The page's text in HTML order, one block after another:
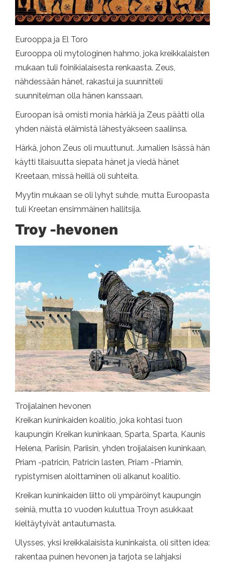
Eurooppa ja El Toro
Eurooppa oli mytologinen hahmo, joka kreikkalaisten
mukaan tuli foinikialaisesta renkaasta. Zeus,
nähdessään hänet, rakastui ja suunnitteli
suunnitelman olla hänen kanssaan.
Euroopan isä omisti monia härkiä ja Zeus päätti olla
yhden näistä eläimistä lähestyäkseen saaliinsa.
Härkä, johon Zeus oli muuttunut. Jumalien Isässä hän
käytti tilaisuutta siepata hänet ja viedä hänet
Kreetaan, missä heillä oli suhteita.
Myytin mukaan se oli lyhyt suhde, mutta Euroopasta
tuli Kreetan ensimmäinen hallitsija.
Troy -hevonen
Troijalainen hevonen
Kreikan kuninkaiden koalitio, joka kohtasi tuon
kaupungin Kreikan kuninkaan, Sparta, Sparta, Kaunis
Helena, Pariisin, Pariisin, yhden troijalaisen kuninkaan,
Priam -patricin, Patricin lasten, Priam -Priamin,
rypistymisen aloittaminen oli alkanut koalitio.
Kreikan kuninkaiden liitto oli ympäröinyt kaupungin
seiniä, mutta 10 vuoden kuluttua Troyn asukkaat
kieltäytyivät antautumasta.
Ulysses, yksi kreikkalaisista kuninkaista, oli sitten idea:
rakentaa puinen hevonen ja tarjota se lahjaksi